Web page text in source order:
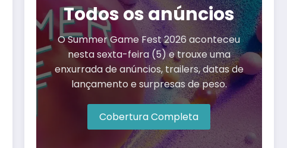
Todos os anúncios
O Summer Game Fest 2026 aconteceu
nesta sexta-feira (5) e trouxe uma
enxurrada de anúncios, trailers, datas de
lançamento e surpresas de peso.
Cobertura Completa